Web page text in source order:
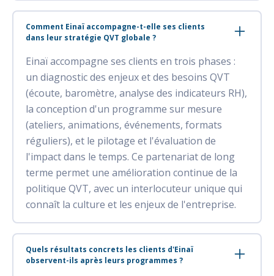
Comment Einaï accompagne-t-elle ses clients
dans leur stratégie QVT globale ?
Einaï accompagne ses clients en trois phases :
un diagnostic des enjeux et des besoins QVT
(écoute, baromètre, analyse des indicateurs RH),
la conception d'un programme sur mesure
(ateliers, animations, événements, formats
réguliers), et le pilotage et l'évaluation de
l'impact dans le temps. Ce partenariat de long
terme permet une amélioration continue de la
politique QVT, avec un interlocuteur unique qui
connaît la culture et les enjeux de l'entreprise.
Quels résultats concrets les clients d'Einaï
observent-ils après leurs programmes ?